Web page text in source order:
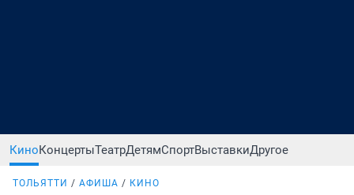
КиноКонцертыТеатрДетямСпортВыставкиДругое
ТОЛЬЯТТИ АФИША КИНО